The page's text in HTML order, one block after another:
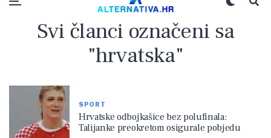
Svi članci označeni sa
"hrvatska"
SPORT
Hrvatske odbojkašice bez polufinala:
Talijanke preokretom osigurale pobjedu